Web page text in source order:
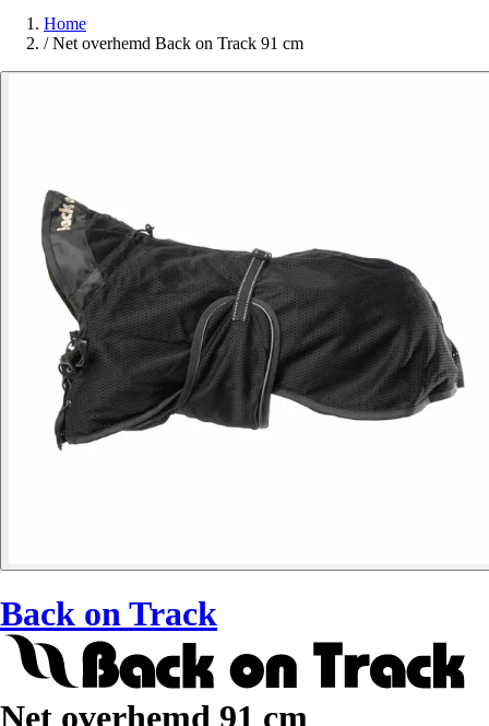
Home
/ Net overhemd Back on Track 91 cm
Back on Track
Net overhemd 91 cm